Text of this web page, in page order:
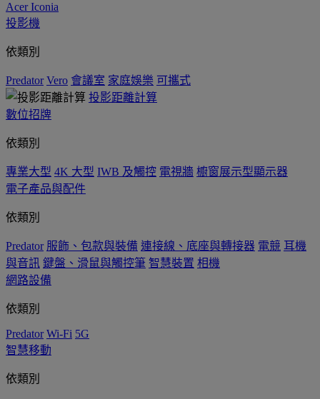
Acer Iconia
投影機
依類別
Predator Vero 會議室 家庭娛樂 可攜式
投影距離計算
數位招牌
依類別
專業大型 4K 大型 IWB 及觸控 電視牆 櫥窗展示型顯示器
電子產品與配件
依類別
Predator 服飾、包款與裝備 連接線、底座與轉接器 電競 耳機
與音訊 鍵盤、滑鼠與觸控筆 智慧裝置 相機
網路設備
依類別
Predator Wi-Fi 5G
智慧移動
依類別